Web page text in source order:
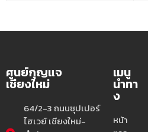
ศูนย์กุญแจ
เชียงใหม่
64/2-3 ถนนซุปเปอร์
ไฮเวย์ เชียงใหม่-
เมนู
นำทา
ง
หน้า